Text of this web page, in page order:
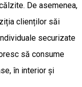
De asemenea,
clienților săi
securizate
să consume
în interior și